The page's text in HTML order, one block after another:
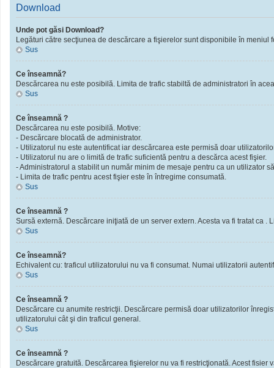
Download
Unde pot găsi Download?
Legături către secţiunea de descărcare a fişierelor sunt disponibile în meniul
Sus
Ce înseamnă?
Descărcarea nu este posibilă. Limita de trafic stabiltă de administratori în
Sus
Ce înseamnă ?
Descărcarea nu este posibilă. Motive:
- Descărcare blocată de administrator.
- Utilizatorul nu este autentificat iar descărcarea este permisă doar
- Utilizatorul nu are o limită de trafic suficientă pentru a descărca acest fişier.
- Administratorul a stabilit un număr minim de mesaje pentru ca un utilizator
- Limita de trafic pentru acest fişier este în întregime consumată.
Sus
Ce înseamnă ?
Sursă externă. Descărcare iniţiată de un server extern. Acesta va fi tratat ca
Sus
Ce înseamnă?
Echivalent cu: traficul utilizatorului nu va fi consumat. Numai utilizatorii
Sus
Ce înseamnă ?
Descărcare cu anumite restricţii. Descărcare permisă doar utilizatorilor
utilizatorului cât şi din traficul general.
Sus
Ce înseamnă ?
Descărcare gratuită. Descărcarea fişierelor nu va fi restricţionată. Acest